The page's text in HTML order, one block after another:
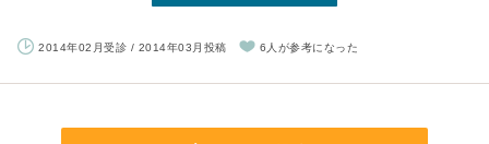
2014年02月受診 / 2014年03月投稿 6人が参考になった